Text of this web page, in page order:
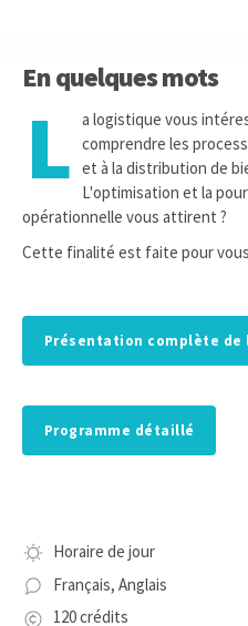
En quelques mots
L a logistique vous
comprendre les
et à la distribution de
L'optimisation et la
opérationnelle vous attirent ?
Cette finalité est faite pour
Présentation complète
Programme détaillé
Horaire de jour
Français, Anglais
120 crédits